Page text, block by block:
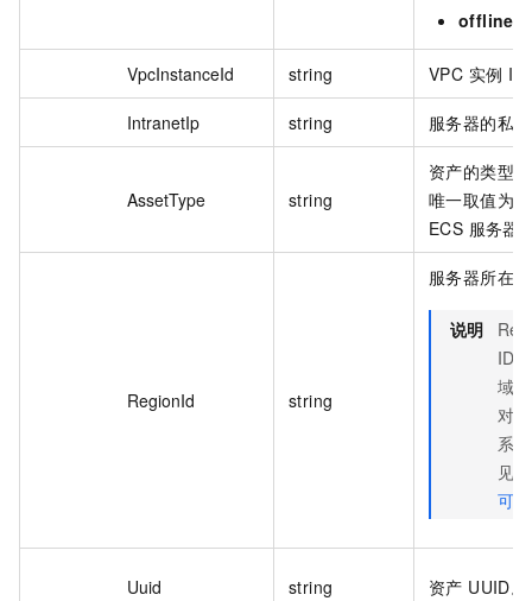
offline
VpcInstanceId string VPC 实例 ID
IntranetIp string 服务器的私
AssetType string
资产的类型。
唯一取值为
ECS 服务器
RegionId string
服务器所在
说明
ID
域
对
系
见
可
Uuid string 资产 UUID。